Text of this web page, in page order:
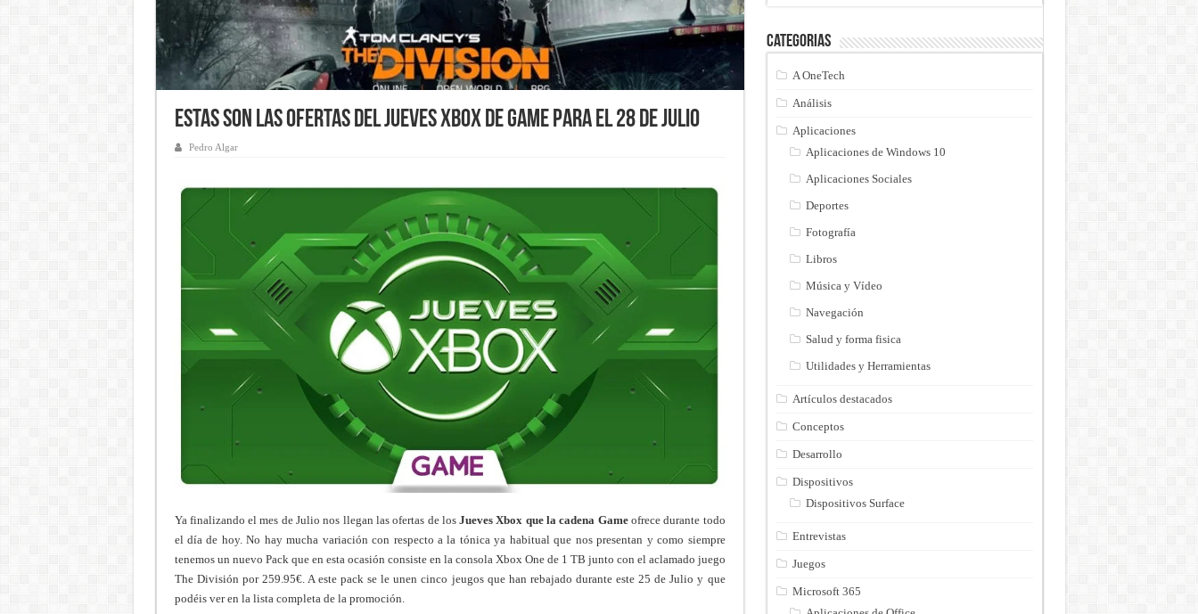
Estas son las ofertas del Jueves Xbox de Game para el 28 de Julio
Pedro Algar
Ya finalizando el mes de Julio nos llegan las ofertas de losJueves Xbox que la cadena Gameofrece durante todo
el día de hoy. No hay mucha variación con respecto a la tónica ya habitual que nos presentan y como siempre
tenemos un nuevo Pack que en esta ocasión consiste en la consola Xbox One de 1 TB junto con el aclamado juego
The División por 259.95€. A este pack se le unen cinco jeugos que han rebajado durante este 25 de Julio y que
podéis ver en la lista completa de la promoción.
Categorias
A OneTech
Análisis
Aplicaciones
Aplicaciones de Windows 10
Aplicaciones Sociales
Deportes
Fotografía
Libros
Música y Vídeo
Navegación
Salud y forma fisica
Utilidades y Herramientas
Artículos destacados
Conceptos
Desarrollo
Dispositivos
Dispositivos Surface
Entrevistas
Juegos
Microsoft 365